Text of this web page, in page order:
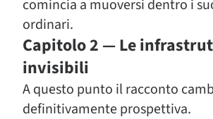
comincia a muoversi dentro i
ordinari.
Capitolo 2 — Le
invisibili
A questo punto il racconto
definitivamente prospettiva.